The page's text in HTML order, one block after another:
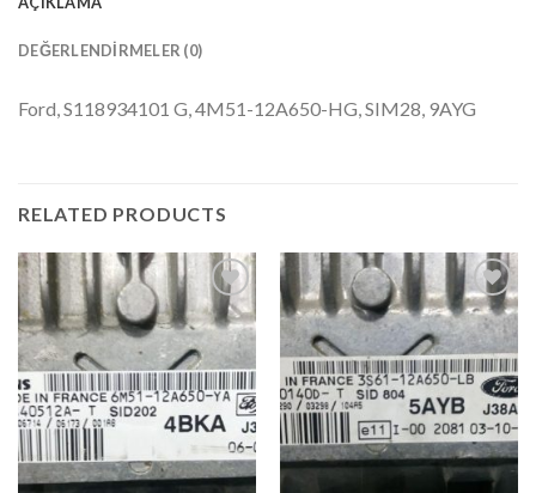
DEĞERLENDIRMELER (0)
Ford, S118934101 G, 4M51-12A650-HG, SIM28, 9AYG
RELATED PRODUCTS
İstek
Listeme
Ekle
İstek
Listeme
Ekle